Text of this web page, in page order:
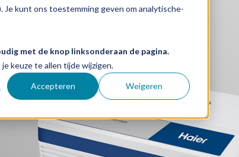
kunt ons toestemming geven om analytische-
met de knop linksonderaan de pagina.
keuze te allen tijde wijzigen.
Accepteren Weigeren